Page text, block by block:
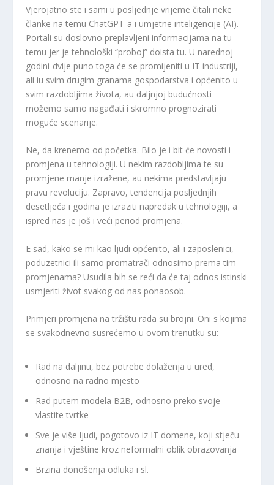
Vjerojatno ste i sami u posljednje vrijeme čitali neke
članke na temu ChatGPT-a i umjetne inteligencije (AI).
Portali su doslovno preplavljeni informacijama na tu
temu jer je tehnološki “proboj” doista tu. U narednoj
godini-dvije puno toga će se promijeniti u IT industriji,
ali iu svim drugim granama gospodarstva i općenito u
svim razdobljima života, au daljnjoj budućnosti
možemo samo nagađati i skromno prognozirati
moguće scenarije.
Ne, da krenemo od početka. Bilo je i bit će novosti i
promjena u tehnologiji. U nekim razdobljima te su
promjene manje izražene, au nekima predstavljaju
pravu revoluciju. Zapravo, tendencija posljednjih
desetljeća i godina je izraziti napredak u tehnologiji, a
ispred nas je još i veći period promjena.
E sad, kako se mi kao ljudi općenito, ali i zaposlenici,
poduzetnici ili samo promatrači odnosimo prema tim
promjenama? Usudila bih se reći da će taj odnos istinski
usmjeriti život svakog od nas ponaosob.
Primjeri promjena na tržištu rada su brojni. Oni s kojima
se svakodnevno susrećemo u ovom trenutku su:
Rad na daljinu, bez potrebe dolaženja u ured,
odnosno na radno mjesto
Rad putem modela B2B, odnosno preko svoje
vlastite tvrtke
Sve je više ljudi, pogotovo iz IT domene, koji stječu
znanja i vještine kroz neformalni oblik obrazovanja
Brzina donošenja odluka i sl.